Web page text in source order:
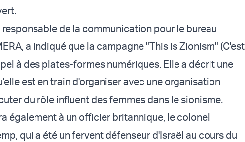
de la communication pour le bureau
a indiqué que la campagne "This is Zionism" (C'est
à des plates-formes numériques. Elle a décrit une
est en train d'organiser avec une organisation
du rôle influent des femmes dans le sionisme.
également à un officier britannique, le colonel
qui a été un fervent défenseur d'Israël au cours du